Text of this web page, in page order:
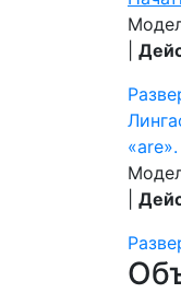
«are».